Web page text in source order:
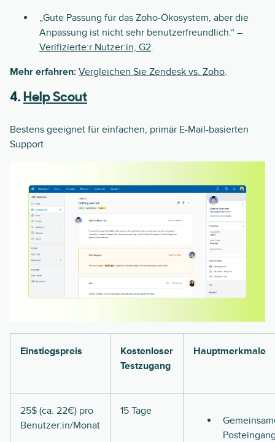
„Gute Passung für das Zoho-Ökosystem, aber die
Anpassung ist nicht sehr benutzerfreundlich.“ –
Verifizierte:r Nutzer:in, G2.
Mehr erfahren: Vergleichen Sie Zendesk vs. Zoho.
4. Help Scout
Bestens geeignet für einfachen, primär E-Mail-basierten
Support
Einstiegspreis
Kostenloser
Testzugang
Hauptmerkmale
25$ (ca. 22€) pro
Benutzer:in/Monat
15 Tage